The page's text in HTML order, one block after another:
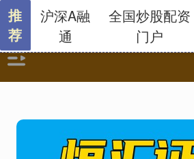
推
荐
沪深A融
通
全国炒股配资
门户